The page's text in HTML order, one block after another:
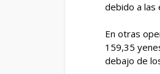
debido a las
En otras
159,35
debajo de